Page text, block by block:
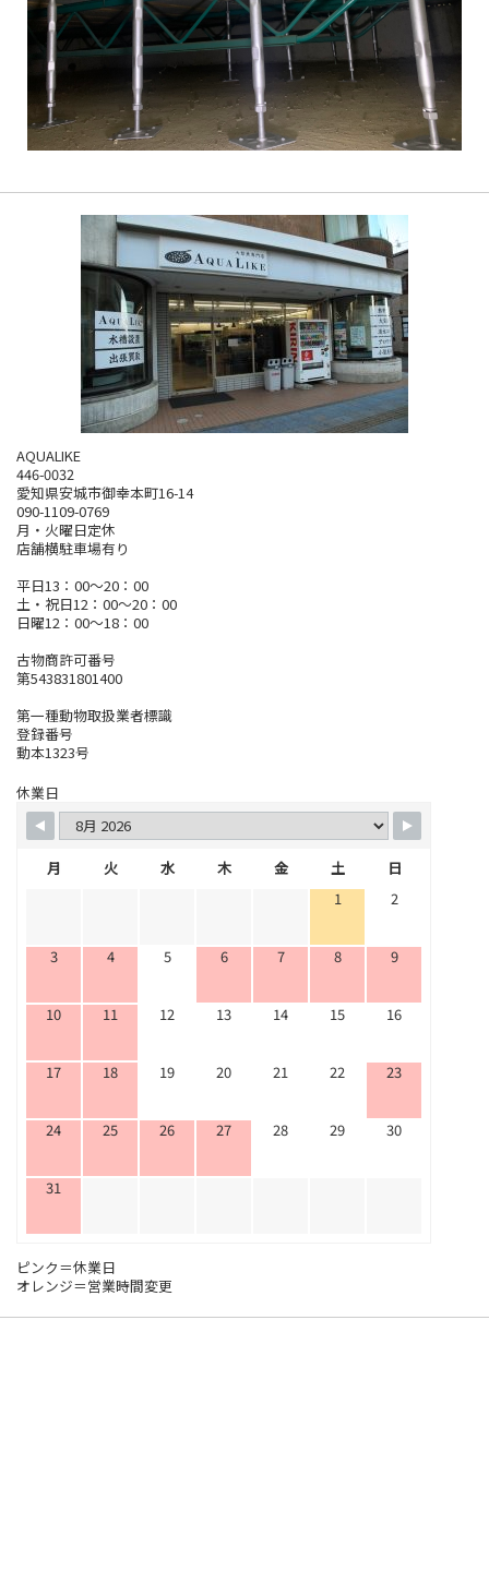
AQUALIKE
446-0032
愛知県安城市御幸本町16-14
090-1109-0769
月・火曜日定休
店舗横駐車場有り
平日13：00～20：00
土・祝日12：00～20：00
日曜12：00～18：00
古物商許可番号
第543831801400
第一種動物取扱業者標識
登録番号
動本1323号
休業日
月 火 水 木 金 土
日
1
2
3 4 5 6 7 8 9
10 11 12 13 14 15 16
17 18 19 20 21 22 23
24 25 26 27 28 29 30
31
ピンク＝休業日
オレンジ＝営業時間変更